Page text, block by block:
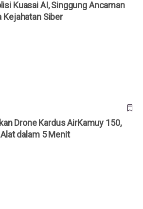
Kuasai AI, Singgung Ancaman
Kejahatan Siber
Drone Kardus AirKamuy 150,
dalam 5 Menit